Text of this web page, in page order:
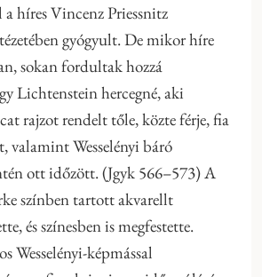
híres Vincenz Priessnitz
gyógyult. De mikor híre
sokan fordultak hozzá
Lichtenstein hercegné, aki
rajzot rendelt tőle, közte férje, fia
valamint Wesselényi báró
ott időzött. (Jgyk 566–573) A
színben tartott akvarellt
és színesben is megfestette.
Wesselényi-képmással